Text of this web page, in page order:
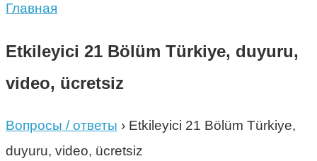
Главная
Etkileyici 21 Bölüm Türkiye, duyuru,
video, ücretsiz
Вопросы / ответы › Etkileyici 21 Bölüm Türkiye,
duyuru, video, ücretsiz